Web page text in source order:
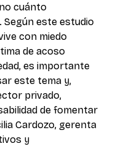
cuánto
Según este estudio
con miedo
de acoso
es importante
este tema y,
privado,
de fomentar
Cardozo, gerenta
y